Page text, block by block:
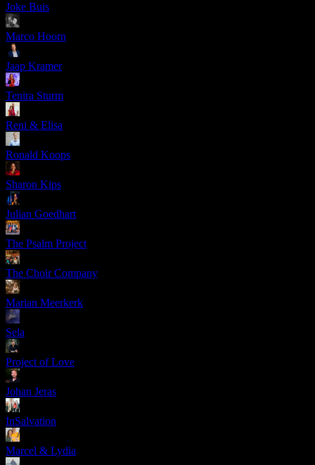
Joke Buis
Marco Hoorn
Jaap Kramer
Tenira Sturm
Reni & Elisa
Ronald Koops
Sharon Kips
Julian Goedhart
The Psalm Project
The Choir Company
Marian Meerkerk
Sela
Project of Love
Johan Jeras
InSalvation
Marcel & Lydia